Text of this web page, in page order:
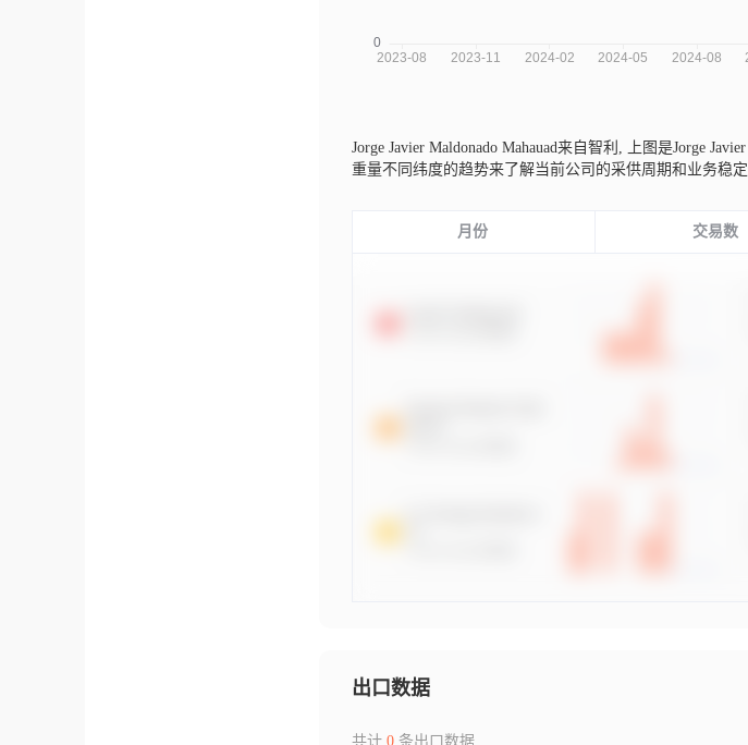
Jorge Javier Maldonado Mahauad来自智利,
上图是Jorge
重量不同纬度的趋势来了解当前公司的采供周期和业务稳定
月份 交易数
出口数据
共计 0条出口数据